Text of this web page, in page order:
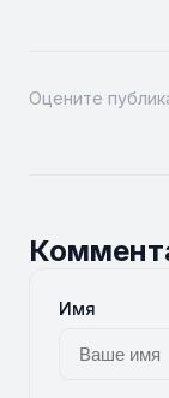
Оцените
Имя